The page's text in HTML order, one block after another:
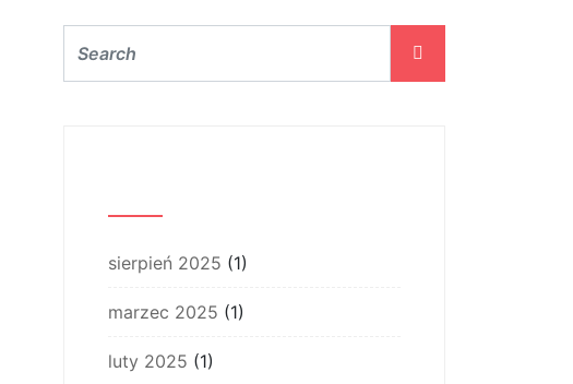
sierpień 2025 (1)
marzec 2025 (1)
luty 2025 (1)